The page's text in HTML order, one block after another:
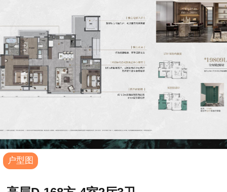
户型图